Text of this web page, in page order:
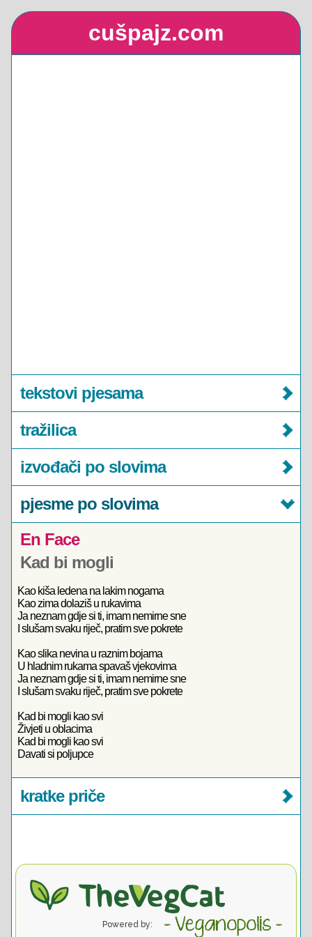
cušpajz.com
tekstovi pjesama
tražilica
izvođači po slovima
pjesme po slovima
En Face
Kad bi mogli
Kao kiša ledena na lakim nogama
Kao zima dolaziš u rukavima
Ja neznam gdje si ti, imam nemirne sne
I slušam svaku riječ, pratim sve pokrete
Kao slika nevina u raznim bojama
U hladnim rukama spavaš vjekovima
Ja neznam gdje si ti, imam nemirne sne
I slušam svaku riječ, pratim sve pokrete
Kad bi mogli kao svi
Živjeti u oblacima
Kad bi mogli kao svi
Davati si poljupce
kratke priče